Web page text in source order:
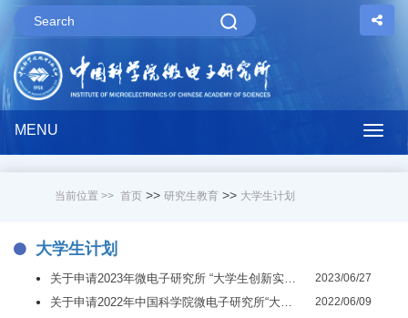
MENU
当前位置 >> 首页 >> 研究生教育 >> 大学生计划
大学生计划
关于申请2023年微电子研究所 “大学生创新实践训练计划”的通知 2023/06/27
关于申请2022年中国科学院微电子研究所“大学生创新实践训练计划”的通知 2022/06/09